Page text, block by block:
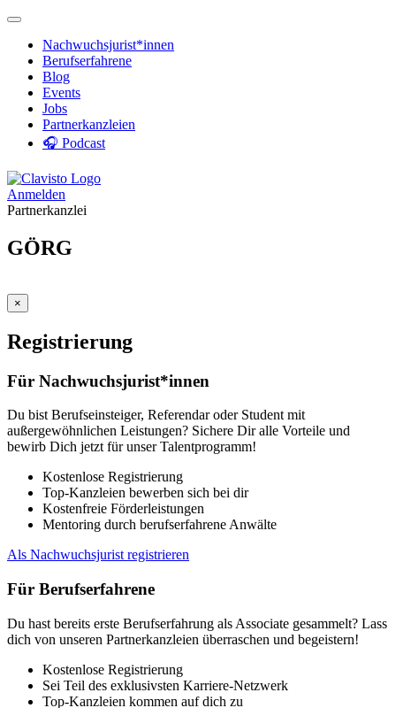
Nachwuchsjurist*innen
Berufserfahrene
Blog
Events
Jobs
Partnerkanzleien
🎧 Podcast
Anmelden
Partnerkanzlei
GÖRG
×
Registrierung
Für Nachwuchsjurist*innen
Du bist Berufseinsteiger, Referendar oder Student mit
außergewöhnlichen Leistungen? Sichere Dir alle Vorteile und
bewirb Dich jetzt für unser Talentprogramm!
Kostenlose Registrierung
Top-Kanzleien bewerben sich bei dir
Kostenfreie Förderleistungen
Mentoring durch berufserfahrene Anwälte
Als Nachwuchsjurist registrieren
Für Berufserfahrene
Du hast bereits erste Berufserfahrung als Associate gesammelt? Lass
dich von unseren Partnerkanzleien überraschen und begeistern!
Kostenlose Registrierung
Sei Teil des exklusivsten Karriere-Netzwerk
Top-Kanzleien kommen auf dich zu